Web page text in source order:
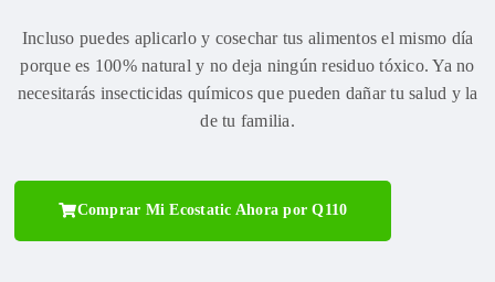
Incluso puedes aplicarlo y cosechar tus alimentos el mismo día
porque es 100% natural y no deja ningún residuo tóxico. Ya no
necesitarás insecticidas químicos que pueden dañar tu salud y la
de tu familia.
Comprar Mi Ecostatic Ahora por Q110